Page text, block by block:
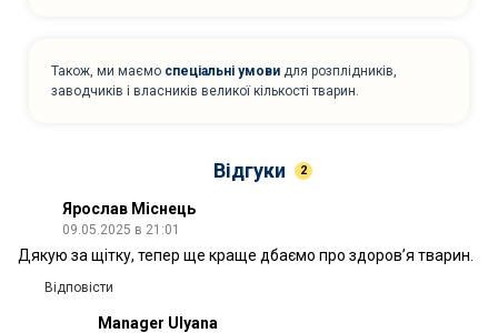
Також, ми маємо спеціальні умови для розплідників,
заводчиків і власників великої кількості тварин.
Відгуки 2
Ярослав Міснець
09.05.2025 в 21:01
Дякую за щітку, тепер ще краще дбаємо про здоров’я тварин.
Відповісти
Manager Ulyana